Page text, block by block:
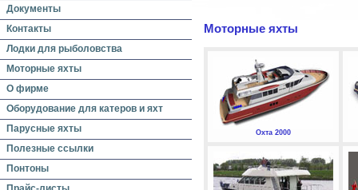
Документы
Контакты
Лодки для рыболовства
Моторные яхты
О фирме
Оборудование для катеров и яхт
Парусные яхты
Полезные ссылки
Понтоны
Моторные яхты
Охта 2000